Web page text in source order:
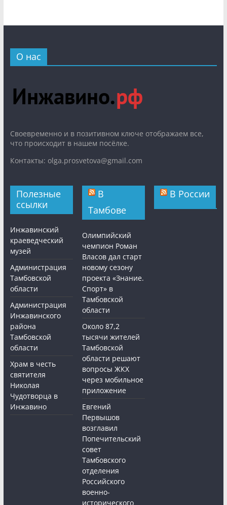
О нас
Cвоевременно и в позитивном ключе отображаем все,
что происходит в нашем посёлке.
Контакты: olga.prosvetova@gmail.com
Полезные
ссылки
Инжавинский
краеведческий
музей
Администрация
Тамбовской
области
Администрация
Инжавинского
района
Тамбовской
области
Храм в честь
святителя
Николая
Чудотворца в
Инжавино
В
Тамбове
Олимпийский
чемпион Роман
Власов дал старт
новому сезону
проекта «Знание.
Спорт» в
Тамбовской
области
Около 87,2
тысячи жителей
Тамбовской
области решают
вопросы ЖКХ
через мобильное
приложение
Евгений
Первышов
возглавил
Попечительский
совет
Тамбовского
отделения
Российского
военно-
исторического
В России